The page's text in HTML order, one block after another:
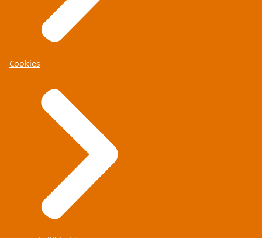
Cookies